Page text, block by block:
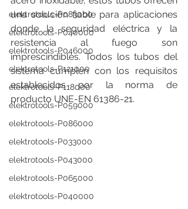
elektrotools-P083000
elektrotools-P040000
elektrotools-P046000
elektrotools-P121000
elektrotools-P118000
elektrotools-P059000
elektrotools-P086000
elektrotools-P033000
elektrotools-P043000
elektrotools-P065000
elektrotools-P040000
una solución fiable para aplicaciones
donde la seguridad eléctrica y la
resistencia al fuego son
imprescindibles. Todos los tubos del
sistema cumplen con los requisitos
establecidos por la norma de
producto UNE-EN 61386-21.